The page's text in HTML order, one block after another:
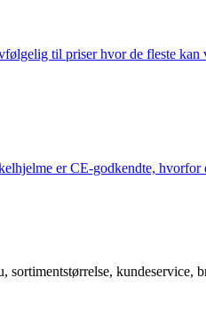
til priser hvor de fleste
er CE-godkendte,
kundeservice,